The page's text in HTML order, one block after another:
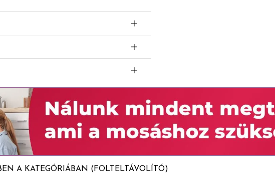
foltjait
használatra
nátrium-pirition)
A KATEGÓRIÁBAN (FOLTELTÁVOLÍTÓ)